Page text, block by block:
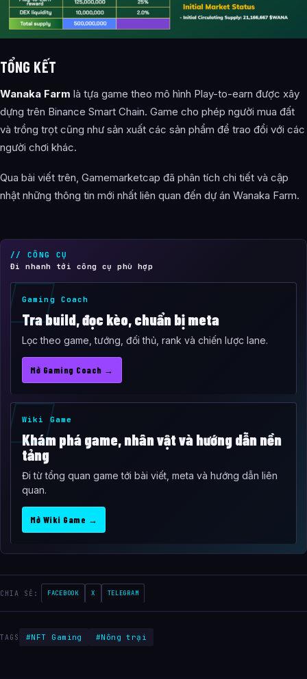
TỔNG KẾT
Wanaka Farm là tựa game theo mô hình Play-to-earn được xây
dựng trên Binance Smart Chain. Game cho phép người mua đất
và trồng trọt cũng như sản xuất các sản phẩm để trao đổi với các
người chơi khác.
Qua bài viết trên, Gamemarketcap đã phân tích chi tiết và cập
nhật những thông tin mới nhất liên quan đến dự án Wanaka Farm.
// CÔNG CỤ
Đi nhanh tới công cụ phù hợp
Gaming Coach
Tra build, đọc kèo, chuẩn bị meta
Lọc theo game, tướng, đối thủ, rank và chiến lược lane.
Mở Gaming Coach →
Wiki Game
Khám phá game, nhân vật và hướng dẫn nền
tảng
Đi từ tổng quan game tới bài viết, meta và hướng dẫn liên
quan.
Mở Wiki Game →
CHIA SẺ: FACEBOOK X TELEGRAM
TAGS #NFT Gaming #Nông trại